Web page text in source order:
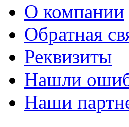
О компании
Обратная
Реквизиты
Нашли
Наши